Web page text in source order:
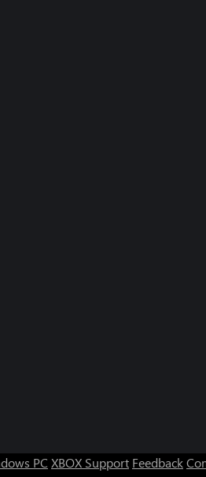
PC XBOX Support Feedback